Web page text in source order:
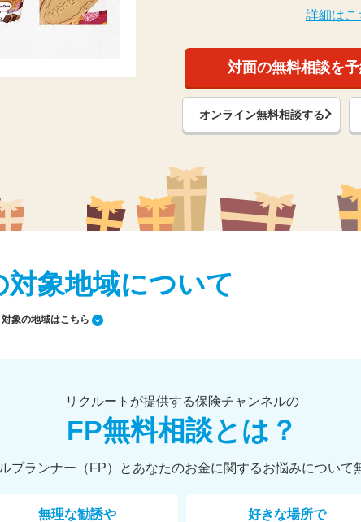
詳細はこ
対面の無料相談を予
オンライン無料相談する
対象地域について
対象の地域はこちら
リクルートが提供する保険チャンネルの
FP無料相談とは？
プランナー（FP）とあなたのお金に関するお悩みについて
無理な勧誘や
好きな場所で